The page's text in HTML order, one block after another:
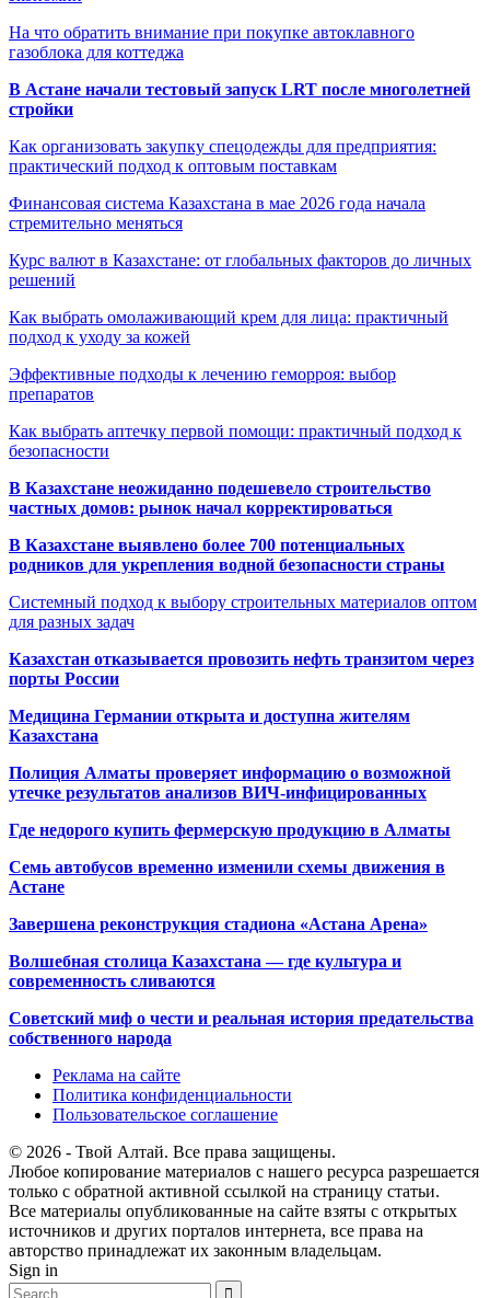
На что обратить внимание при покупке автоклавного
газоблока для коттеджа
В Астане начали тестовый запуск LRT после многолетней
стройки
Как организовать закупку спецодежды для предприятия:
практический подход к оптовым поставкам
Финансовая система Казахстана в мае 2026 года начала
стремительно меняться
Курс валют в Казахстане: от глобальных факторов до личных
решений
Как выбрать омолаживающий крем для лица: практичный
подход к уходу за кожей
Эффективные подходы к лечению геморроя: выбор
препаратов
Как выбрать аптечку первой помощи: практичный подход к
безопасности
В Казахстане неожиданно подешевело строительство
частных домов: рынок начал корректироваться
В Казахстане выявлено более 700 потенциальных
родников для укрепления водной безопасности страны
Системный подход к выбору строительных материалов оптом
для разных задач
Казахстан отказывается провозить нефть транзитом через
порты России
Медицина Германии открыта и доступна жителям
Казахстана
Полиция Алматы проверяет информацию о возможной
утечке результатов анализов ВИЧ-инфицированных
Где недорого купить фермерскую продукцию в Алматы
Семь автобусов временно изменили схемы движения в
Астане
Завершена реконструкция стадиона «Астана Арена»
Волшебная столица Казахстана — где культура и
современность сливаются
Советский миф о чести и реальная история предательства
собственного народа
Реклама на сайте
Политика конфиденциальности
Пользовательское соглашение
© 2026 - Твой Алтай. Все права защищены.
Любое копирование материалов с нашего ресурса разрешается
только с обратной активной ссылкой на страницу статьи.
Все материалы опубликованные на сайте взяты с открытых
источников и других порталов интернета, все права на
авторство принадлежат их законным владельцам.
Sign in